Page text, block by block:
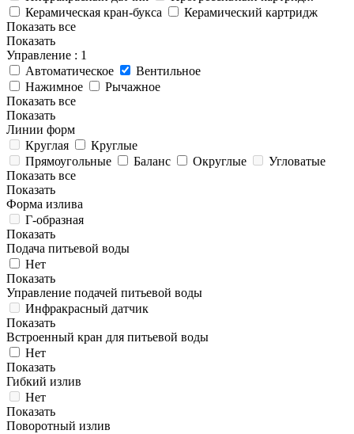
Керамическая кран-букса
Керамический картридж
Показать все
Показать
Управление : 1
Автоматическое
Вентильное
Нажимное
Рычажное
Показать все
Показать
Линии форм
Круглая
Круглые
Прямоугольные
Баланс Округлые
Угловатые
Показать все
Показать
Форма излива
Г-образная
Показать
Подача питьевой воды
Нет
Показать
Управление подачей питьевой воды
Инфракрасный датчик
Показать
Встроенный кран для питьевой воды
Нет
Показать
Гибкий излив
Нет
Показать
Поворотный излив